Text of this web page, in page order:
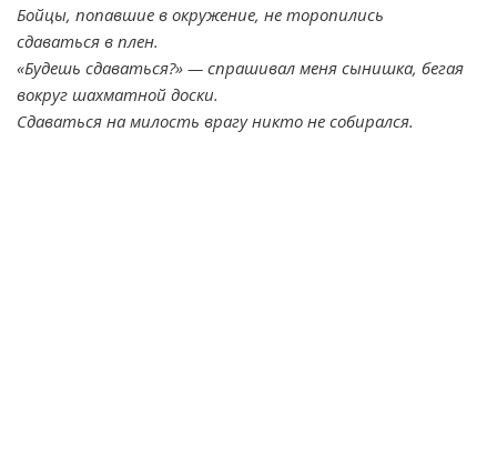
Бойцы, попавшие в окружение, не торопились
сдаваться в плен.
«Будешь сдаваться?» — спрашивал меня сынишка, бегая
вокруг шахматной доски.
Сдаваться на милость врагу никто не собирался.